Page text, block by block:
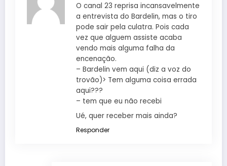
O canal 23 reprisa incansavelmente
a entrevista do Bardelin, mas o tiro
pode sair pela culatra. Pois cada
vez que alguem assiste acaba
vendo mais alguma falha da
encenação.
– Bardelin vem aqui (diz a voz do
trovão)> Tem alguma coisa errada
aqui???
– tem que eu não recebi
Ué, quer receber mais ainda?
Responder